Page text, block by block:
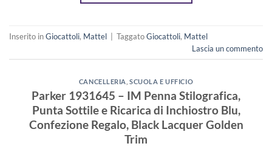
Inserito inGiocattoli, Mattel TaggatoGiocattoli, Mattel
Lascia un commento
CANCELLERIA ,SCUOLA E UFFICIO
Parker 1931645 – IM Penna Stilografica,
Punta Sottile e Ricarica di Inchiostro Blu,
Confezione Regalo, Black Lacquer Golden
Trim